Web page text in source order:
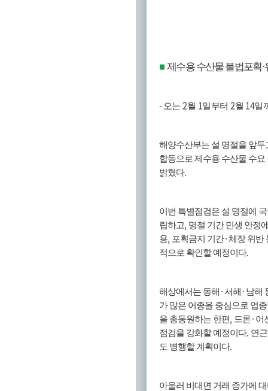
■ 제수용 수산물 불법포획·
- 오는2월 1일부터2월 14일
해양수산부는 설 명절을 앞
합동으로 제수용 수산물 수
밝혔다.
이번 특별점검은 설 명절에
립하고, 명절 기간 민생 안정
용, 포획금지 기간· 체장 위반
적으로 확인할 예정이다.
해상에서는 동해 ·서해 · 남해
가 많은 어종을 중심으로 업
을 총동원하는 한편, 드론· 어
점검을 강화할 예정이다. 연
도 병행할 계획이다.
아울러 비대면 거래 증가에